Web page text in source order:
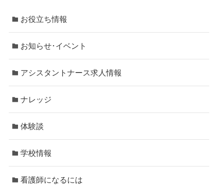
お役立ち情報
お知らせ･イベント
アシスタントナース求人情報
ナレッジ
体験談
学校情報
看護師になるには